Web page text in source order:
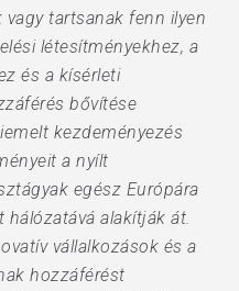
tartsanak fenn ilyen
létesítményekhez, a
és a kísérleti
bővítése
kezdeményezés
a nyílt
egész Európára
alakítják át.
vállalkozások és a
hozzáférést